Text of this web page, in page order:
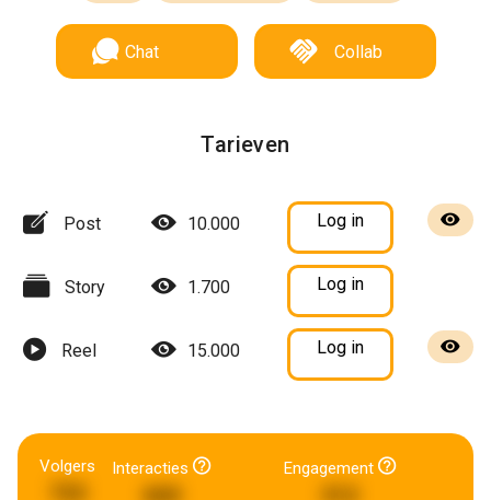
Chat Collab
Tarieven
Post 10.000 Log in
Story 1.700 Log in
Reel 15.000 Log in
Volgers Interacties Engagement